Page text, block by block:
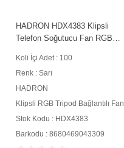
HADRON HDX4383 Klipsli
Telefon Soğutucu Fan RGB
Koli İçi Adet : 100
Renk : Sarı
HADRON
Klipsli RGB Tripod Bağlantılı Fan
Stok Kodu : HDX4383
Barkodu : 8680469043309